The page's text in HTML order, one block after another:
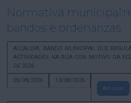
Normativa
bandos e ordenanzas
ALCALDÍA. BANDO MUNICIPAL QUE
ACTIVIDADES NA RÚA CON MOTIVO DA
DE 2026
05/08/2026
13/08/2026
Amosar